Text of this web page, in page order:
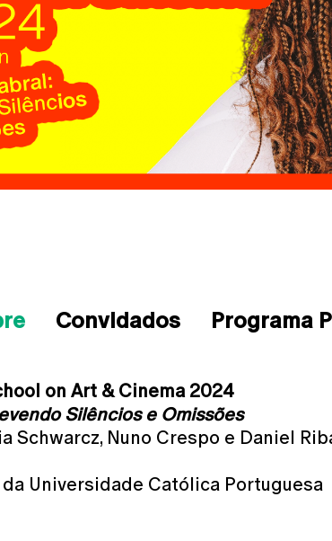
Convidados Programa
on Art & Cinema 2024
Silêncios e Omissões
Schwarcz, Nuno Crespo e Daniel
Universidade Católica Portuguesa